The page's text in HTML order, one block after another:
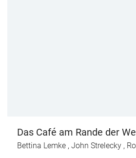
Das Café am Rande der
Bettina Lemke , John Strelecky ,